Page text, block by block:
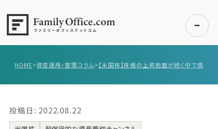
事例紹介
HOME>資産運用・管理コラム>
投稿日: 2022.08.22